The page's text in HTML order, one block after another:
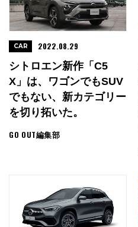
シトロエン新作「C5
X」は、ワゴンでもSUV
でもない、新カテゴリー
を切り拓いた。
GO OUT編集部
CAR 2022.08.29